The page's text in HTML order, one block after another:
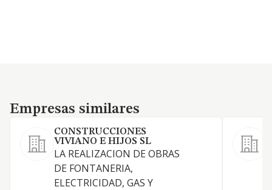
Empresas similares
Empresas similares
CONSTRUCCIONES
VIVIANO E HIJOS SL
LA REALIZACION DE OBRAS
DE FONTANERIA,
ELECTRICIDAD, GAS Y